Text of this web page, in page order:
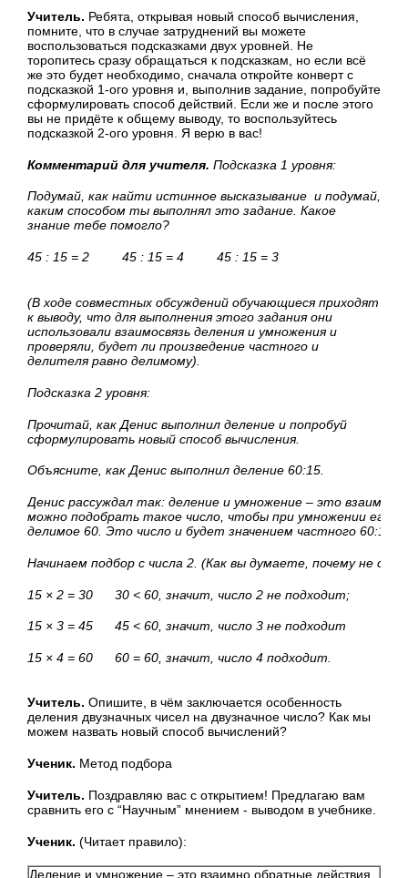
Учитель. Ребята, открывая новый способ вычисления,
помните, что в случае затруднений вы можете
воспользоваться подсказками двух уровней. Не
торопитесь сразу обращаться к подсказкам, но если всё
же это будет необходимо, сначала откройте конверт с
подсказкой 1-ого уровня и, выполнив задание, попробуйте
сформулировать способ действий. Если же и после этого
вы не придёте к общему выводу, то воспользуйтесь
подсказкой 2-ого уровня. Я верю в вас!
Комментарий для учителя. Подсказка 1 уровня:
Подумай, как найти истинное высказывание и подумай,
каким способом ты выполнял это задание. Какое
знание тебе помогло?
45 : 15 = 2 45 : 15 = 4 45 : 15 = 3
(В ходе совместных обсуждений обучающиеся приходят
к выводу, что для выполнения этого задания они
использовали взаимосвязь деления и умножения и
проверяли, будет ли произведение частного и
делителя равно делимому).
Подсказка 2 уровня:
Прочитай, как Денис выполнил деление и попробуй
сформулировать новый способ вычисления.
Объясните, как Денис выполнил деление 60:15.
Денис рассуждал так: деление и умножение – это взаимно
можно подобрать такое число, чтобы при умножении его
делимое 60. Это число и будет значением частного 60:15.
Начинаем подбор с числа 2. (Как вы думаете, почему не с
15 × 2 = 30 30 < 60, значит, число 2 не подходит;
15 × 3 = 45 45 < 60, значит, число 3 не подходит
15 × 4 = 60 60 = 60, значит, число 4 подходит.
Учитель. Опишите, в чём заключается особенность
деления двузначных чисел на двузначное число? Как мы
можем назвать новый способ вычислений?
Ученик. Метод подбора
Учитель. Поздравляю вас с открытием! Предлагаю вам
сравнить его с “Научным” мнением - выводом в учебнике.
Ученик. (Читает правило):
Деление и умножение – это взаимно обратные действия.